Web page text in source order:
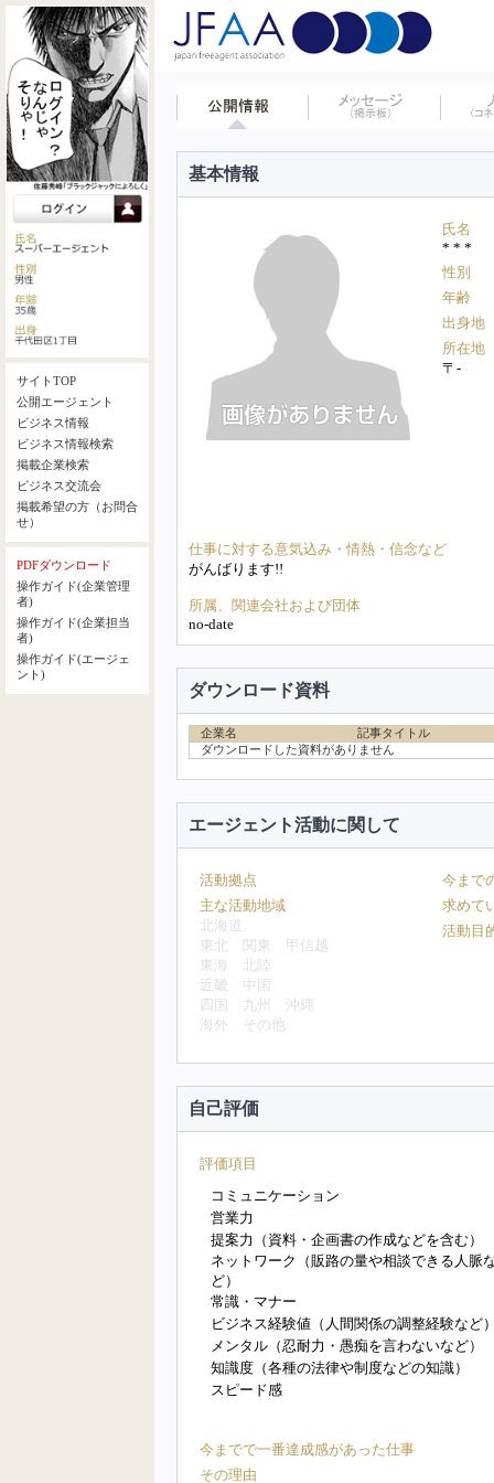
サイトTOP
公開エージェント
ビジネス情報
ビジネス情報検索
掲載企業検索
ビジネス交流会
掲載希望の方（お問合
せ）
PDFダウンロード
操作ガイド(企業管理
者)
操作ガイド(企業担当
者)
操作ガイド(エージェ
ント)
基本情報
氏名
* * *
性別
年齢
出身地
所在地
〒-
仕事に対する意気込み・情熱・信念など
がんばります!!
所属、関連会社および団体
no-date
ダウンロード資料
企業名
記事タイトル
ダウンロードした資料がありません
エージェント活動に関して
活動拠点
主な活動地域
北海道
東北
関東
甲信越
東海
北陸
近畿
中国
四国
九州
沖縄
海外
その他
今まで
求めて
活動目
自己評価
評価項目
コミュニケーション
営業力
提案力（資料・企画書の作成などを含む）
ネットワーク（販路の量や相談できる人脈
ど）
常識・マナー
ビジネス経験値（人間関係の調整経験など
メンタル（忍耐力・愚痴を言わないなど）
知識度（各種の法律や制度などの知識）
スピード感
今までで一番達成感があった仕事
その理由